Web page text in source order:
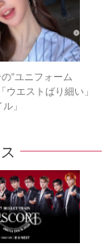
“ユニフォーム
エストばり細い」
」